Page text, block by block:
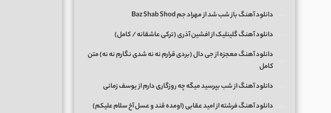
دانلود آهنگ باز شب شد از مهراد جم Baz Shab Shod
دانلود آهنگ گلینلیک از افشین آذری (ترکی عاشقانه / کامل)
دانلود آهنگ معجزه از جی دال (بردی قرارم نه نه شدی نگارم نه نه) متن
کامل
دانلود آهنگ از شب بپرسید میگه چه روزگاری دارم از یوسف زمانی
دانلود آهنگ فرشته از امید عقابی (اومده قند و عسل آخ سلام علیکم)